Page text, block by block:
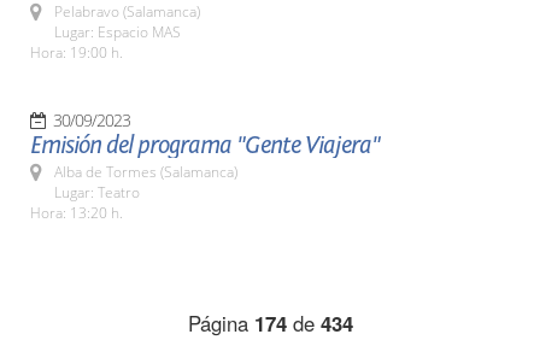
Pelabravo (Salamanca)
Lugar: Espacio MAS
Hora: 19:00 h.
30/09/2023
Emisión del programa "Gente Viajera"
Alba de Tormes (Salamanca)
Lugar: Teatro
Hora: 13:20 h.
Página 174de 434